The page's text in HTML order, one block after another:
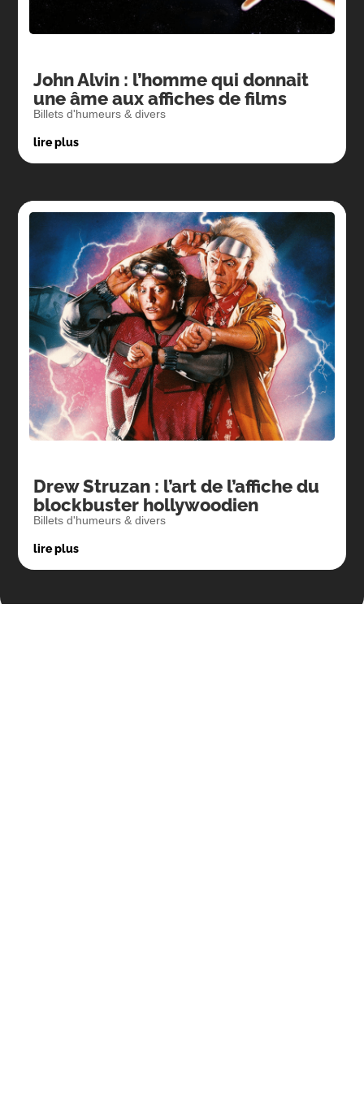
John Alvin : l’homme qui donnait
une âme aux affiches de films
Billets d'humeurs & divers
lire plus
Drew Struzan : l’art de l’affiche du
blockbuster hollywoodien
Billets d'humeurs & divers
lire plus